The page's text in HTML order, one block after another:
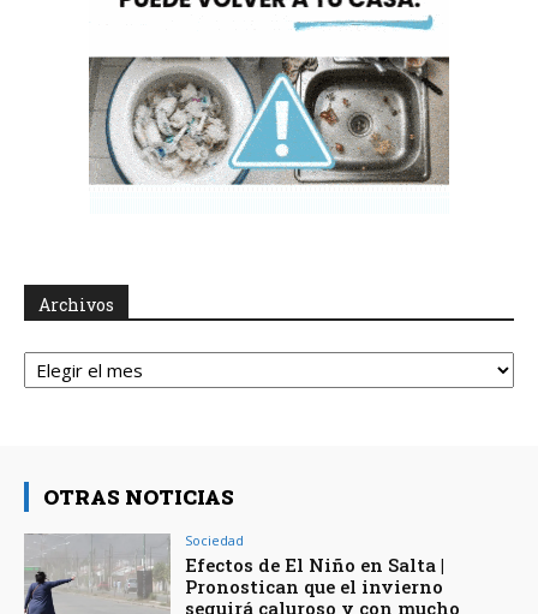
Archivos
Archivos
OTRAS NOTICIAS
Sociedad
Efectos de El Niño en Salta |
Pronostican que el invierno
seguirá caluroso y con mucho